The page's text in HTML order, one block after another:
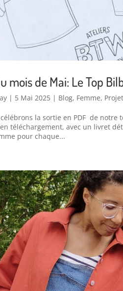
mois de Mai: Le Top
| 5 Mai 2025 | Blog, Femme,
la sortie en PDF de
téléchargement, avec un livret
pour chaque...